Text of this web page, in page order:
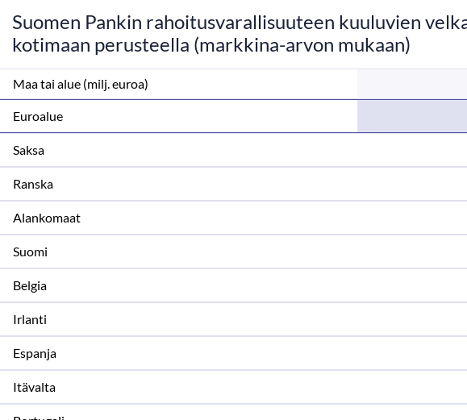
Suomen Pankin rahoitusvarallisuuteen kuuluvien
kotimaan perusteella (markkina-arvon mukaan)
Maa tai alue (milj. euroa)
Euroalue
Saksa
Ranska
Alankomaat
Suomi
Belgia
Irlanti
Espanja
Itävalta